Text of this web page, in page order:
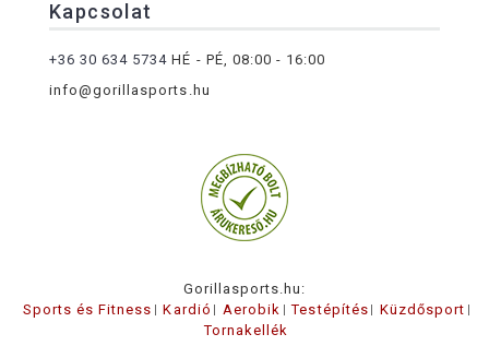
Kapcsolat
+36 30 634 5734 HÉ - PÉ, 08:00 - 16:00
info@gorillasports.hu
Gorillasports.hu:
Sports és Fitness
Kardió Aerobik Testépítés
Küzdősport
Tornakellék